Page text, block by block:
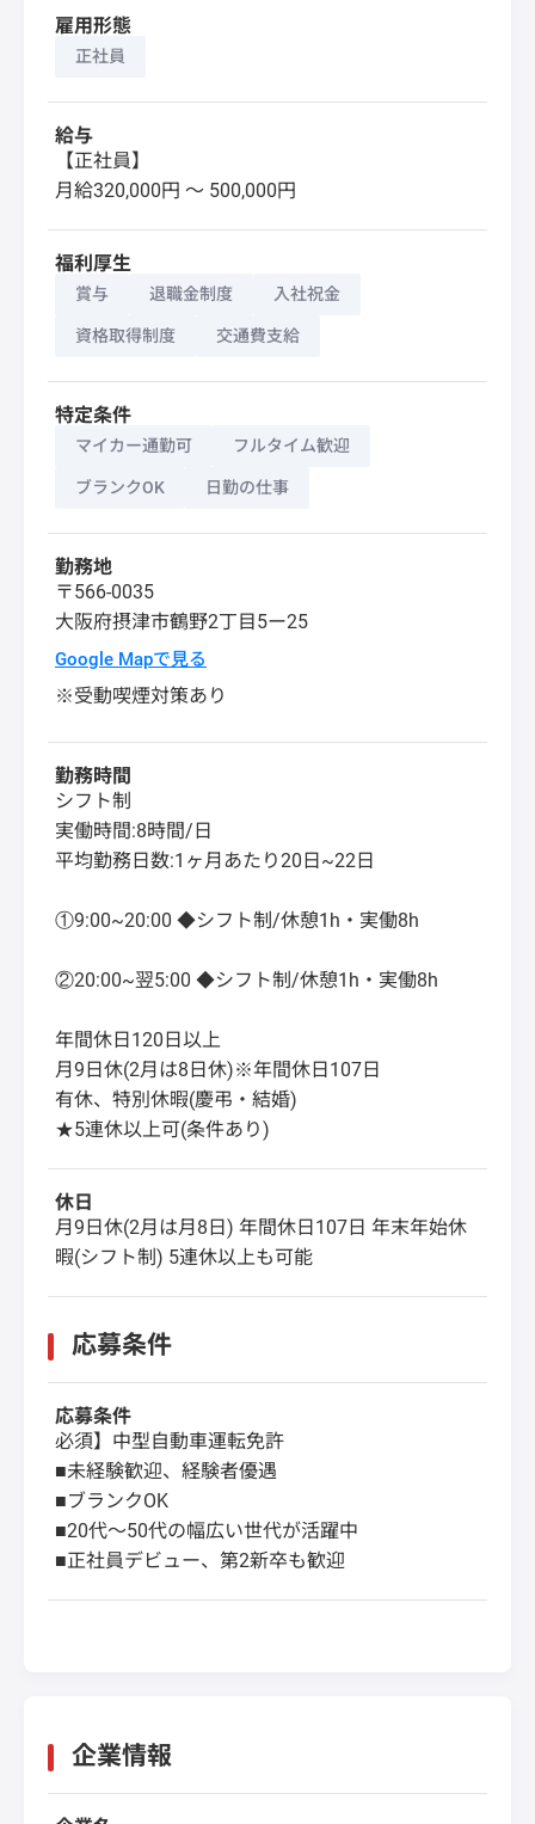
雇用形態
正社員
給与
【正社員】
月給320,000円 〜 500,000円
福利厚生
賞与 退職金制度 入社祝金
資格取得制度 交通費支給
特定条件
マイカー通勤可 フルタイム歓迎
ブランクOK 日勤の仕事
勤務地
〒566-0035
大阪府摂津市鶴野2丁目5ー25
Google Mapで見る
※受動喫煙対策あり
勤務時間
シフト制
実働時間:8時間/日
平均勤務日数:1ヶ月あたり20日~22日
①9:00~20:00 ◆シフト制/休憩1h・実働8h
②20:00~翌5:00 ◆シフト制/休憩1h・実働8h
年間休日120日以上
月9日休(2月は8日休)※年間休日107日
有休、特別休暇(慶弔・結婚)
★5連休以上可(条件あり)
休日
月9日休(2月は月8日) 年間休日107日 年末年始休
暇(シフト制) 5連休以上も可能
応募条件
応募条件
必須】中型自動車運転免許
■未経験歓迎、経験者優遇
■ブランクOK
■20代〜50代の幅広い世代が活躍中
■正社員デビュー、第2新卒も歓迎
企業情報